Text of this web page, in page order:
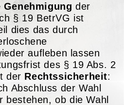
der
§ 19 BetrVG ist
dies das durch
aufleben lassen
des § 19 Abs. 2
der Rechtssicherheit:
Abschluss der Wahl
bestehen, ob die Wahl